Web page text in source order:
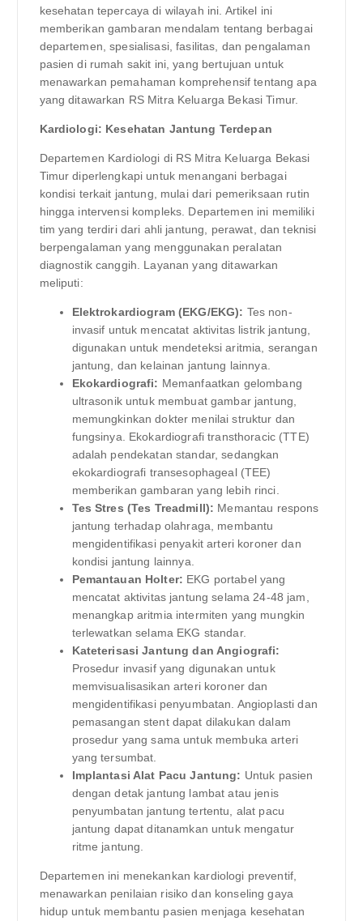
kesehatan tepercaya di wilayah ini. Artikel ini
memberikan gambaran mendalam tentang berbagai
departemen, spesialisasi, fasilitas, dan pengalaman
pasien di rumah sakit ini, yang bertujuan untuk
menawarkan pemahaman komprehensif tentang apa
yang ditawarkan RS Mitra Keluarga Bekasi Timur.
Kardiologi: Kesehatan Jantung Terdepan
Departemen Kardiologi di RS Mitra Keluarga Bekasi
Timur diperlengkapi untuk menangani berbagai
kondisi terkait jantung, mulai dari pemeriksaan rutin
hingga intervensi kompleks. Departemen ini memiliki
tim yang terdiri dari ahli jantung, perawat, dan teknisi
berpengalaman yang menggunakan peralatan
diagnostik canggih. Layanan yang ditawarkan
meliputi:
Elektrokardiogram (EKG/EKG): Tes non-
invasif untuk mencatat aktivitas listrik jantung,
digunakan untuk mendeteksi aritmia, serangan
jantung, dan kelainan jantung lainnya.
Ekokardiografi: Memanfaatkan gelombang
ultrasonik untuk membuat gambar jantung,
memungkinkan dokter menilai struktur dan
fungsinya. Ekokardiografi transthoracic (TTE)
adalah pendekatan standar, sedangkan
ekokardiografi transesophageal (TEE)
memberikan gambaran yang lebih rinci.
Tes Stres (Tes Treadmill): Memantau respons
jantung terhadap olahraga, membantu
mengidentifikasi penyakit arteri koroner dan
kondisi jantung lainnya.
Pemantauan Holter: EKG portabel yang
mencatat aktivitas jantung selama 24-48 jam,
menangkap aritmia intermiten yang mungkin
terlewatkan selama EKG standar.
Kateterisasi Jantung dan Angiografi:
Prosedur invasif yang digunakan untuk
memvisualisasikan arteri koroner dan
mengidentifikasi penyumbatan. Angioplasti dan
pemasangan stent dapat dilakukan dalam
prosedur yang sama untuk membuka arteri
yang tersumbat.
Implantasi Alat Pacu Jantung: Untuk pasien
dengan detak jantung lambat atau jenis
penyumbatan jantung tertentu, alat pacu
jantung dapat ditanamkan untuk mengatur
ritme jantung.
Departemen ini menekankan kardiologi preventif,
menawarkan penilaian risiko dan konseling gaya
hidup untuk membantu pasien menjaga kesehatan